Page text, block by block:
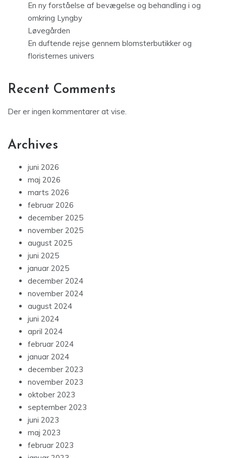
En ny forståelse af bevægelse og behandling i og
omkring Lyngby
Løvegården
En duftende rejse gennem blomsterbutikker og
floristernes univers
Recent Comments
Der er ingen kommentarer at vise.
Archives
juni 2026
maj 2026
marts 2026
februar 2026
december 2025
november 2025
august 2025
juni 2025
januar 2025
december 2024
november 2024
august 2024
juni 2024
april 2024
februar 2024
januar 2024
december 2023
november 2023
oktober 2023
september 2023
juni 2023
maj 2023
februar 2023